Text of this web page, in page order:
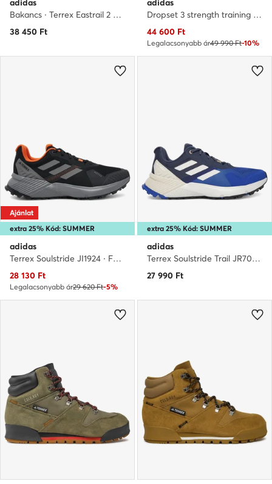
Bakancs · Terrex Eastrail 2 JP8243 · Szürke
38 450 Ft
Dropset 3 strength training JR1668 · Edzőtermi cipők
Aktuális ár
44 600 Ft
Legalacsonyabb ár49 990 Ft-10%
extra 25% Kód: SUMMER
Ajánlat
adidas
Terrex Soulstride JI1924 · Futócipő
Aktuális ár
28 130 Ft
Legalacsonyabb ár29 620 Ft-5%
extra 25% Kód: SUMMER
adidas
Terrex Soulstride Trail JR7073 · Futócipő
27 990 Ft